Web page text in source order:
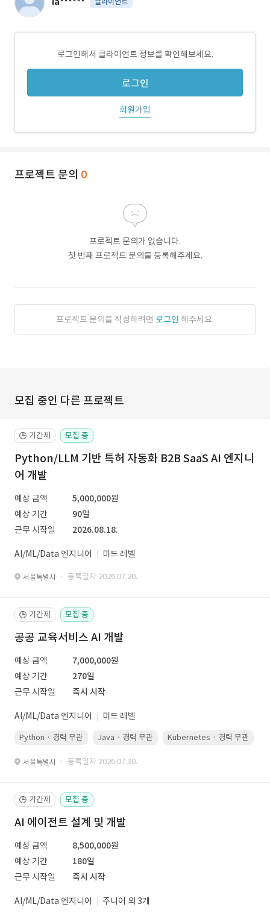
로그인해서 클라이언트 정보를 확인해보세요.
로그인
회원가입
프로젝트 문의 0
프로젝트 문의가 없습니다.
첫 번째 프로젝트 문의를 등록해주세요.
프로젝트 문의를 작성하려면 로그인 해주세요.
모집 중인 다른 프로젝트
🕒 기간제 모집 중
Python/LLM 기반 특허 자동화 B2B SaaS AI 엔지니
어 개발
예상 금액
5,000,000원
예상 기간
90일
근무 시작일
2026.08.18.
AI/ML/Data 엔지니어 미드 레벨
서울특별시 · 등록일자 2026.07.20.
🕒 기간제 모집 중
공공 교육서비스 AI 개발
예상 금액
7,000,000원
예상 기간
270일
근무 시작일
즉시 시작
AI/ML/Data 엔지니어 미드 레벨
Python · 경력 무관 Java · 경력 무관 Kubernetes · 경력 무관
서울특별시 · 등록일자 2026.07.30.
🕒 기간제 모집 중
AI 에이전트 설계 및 개발
예상 금액
8,500,000원
예상 기간
180일
근무 시작일
즉시 시작
AI/ML/Data 엔지니어 주니어 외 3개